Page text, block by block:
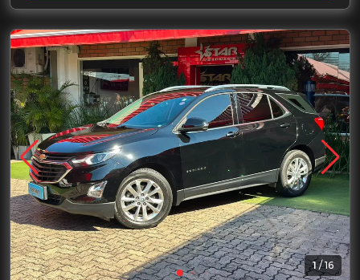
1/16
Garantia de 1 ano